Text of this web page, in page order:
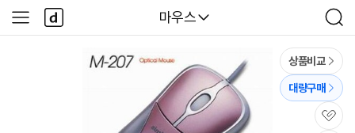
다나와
마우스
검
색
사
이
다
나
와
상품비교
대량구매